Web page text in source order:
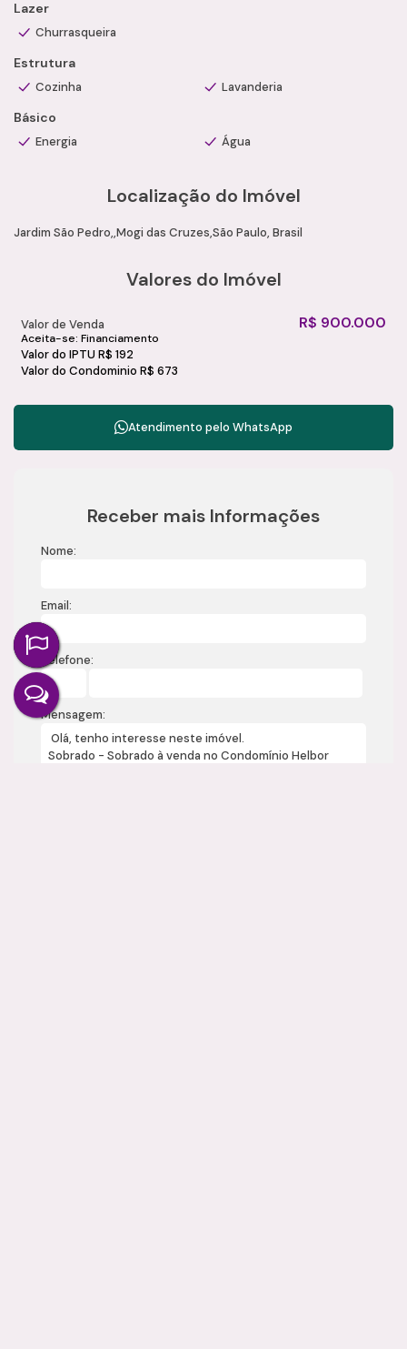
Condições de Pagamento:
Aceita financiamento
Lazer
Churrasqueira
Estrutura
Cozinha Lavanderia
Básico
Energia Água
Localização do Imóvel
Jardim São Pedro Mogi das Cruzes São Paulo, Brasil
Valores do Imóvel
R$ 900.000
Valor de Venda
Aceita-se: Financiamento
Valor do IPTU R$ 192
Valor do Condominio R$ 673
Atendimento pelo WhatsApp
Receber mais Informações
Nome:
Email:
Telefone:
Mensagem: